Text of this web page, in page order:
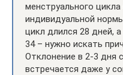
менструального
индивидуальной
цикл длился 28 дней,
34 – нужно искать
Отклонение в 2-3 дня
встречается даже у